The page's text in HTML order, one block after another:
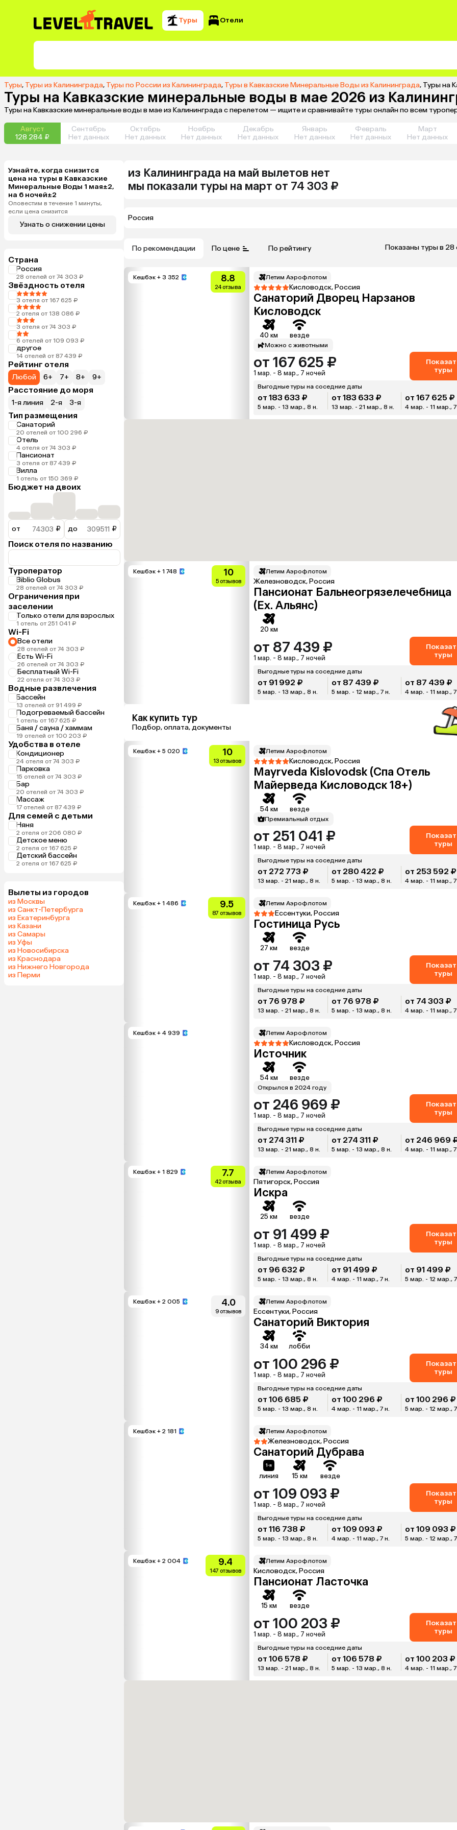
Туры Отели
Туры, Туры из Калининграда, Туры по России из Калининграда, Туры в Кавказские Минеральные Воды из Калининграда, Туры на
Туры на Кавказские минеральные воды в мае 2026 из
Туры на Кавказские минеральные воды в мае из Калининграда с перелетом — ищите и сравнивайте туры онлайн по всем
Август
128 284 ₽
Сентябрь
Нет данных
Октябрь
Нет данных
Ноябрь
Нет данных
Декабрь
Нет данных
Январь
Нет данных
Февраль
Нет данных
Март
Нет данных
Узнайте, когда снизится
цена на туры в Кавказские
Минеральные Воды 1 мая±2,
на 6 ночей±2
Оповестим в течение 1 минуты,
если цена снизится
Узнать о снижении цены
Страна
Россия
28 отелей от 74 303 ₽
Звёздность отеля
3 отеля от 167 625 ₽
2 отеля от 138 086 ₽
3 отеля от 74 303 ₽
6 отелей от 109 093 ₽
другое
14 отелей от 87 439 ₽
Рейтинг отеля
Любой 6+ 7+ 8+ 9+
Расстояние до моря
1-я линия 2-я 3-я
Тип размещения
Санаторий
20 отелей от 100 296 ₽
Отель
4 отеля от 74 303 ₽
Пансионат
3 отеля от 87 439 ₽
Вилла
1 отель от 150 369 ₽
Бюджет на двоих
от ₽ до ₽
Поиск отеля по названию
Туроператор
Biblio Globus
28 отелей от 74 303 ₽
Ограничения при
заселении
Только отели для взрослых
1 отель от 251 041 ₽
Wi-Fi
Все отели
28 отелей от 74 303 ₽
Есть Wi-Fi
26 отелей от 74 303 ₽
Бесплатный Wi-Fi
22 отеля от 74 303 ₽
Водные развлечения
Бассейн
13 отелей от 91 499 ₽
Подогреваемый бассейн
1 отель от 167 625 ₽
Баня / сауна / хаммам
19 отелей от 100 203 ₽
Удобства в отеле
Кондиционер
24 отеля от 74 303 ₽
Парковка
15 отелей от 74 303 ₽
Бар
20 отелей от 74 303 ₽
Массаж
17 отелей от 87 439 ₽
Для семей с детьми
Няня
2 отеля от 206 080 ₽
Детское меню
2 отеля от 167 625 ₽
Детский бассейн
2 отеля от 167 625 ₽
Вылеты из городов
из Москвы
из Санкт-Петербурга
из Екатеринбурга
из Казани
из Самары
из Уфы
из Новосибирска
из Краснодара
из Нижнего Новгорода
из Перми
из Калининграда на май вылетов нет
мы показали туры на март от 74 303 ₽
Россия
По рекомендации По цене По рейтингу Показаны туры в 28
Кешбэк + 3 352 8.8
24 отзыва
Летим Аэрофлотом
Кисловодск, Россия
Санаторий Дворец Нарзанов
Кисловодск
40 км везде
Можно с животными
от 167 625 ₽
1 мар. - 8 мар., 7 ночей
туры
Выгодные туры на соседние даты
от 183 633 ₽
5 мар. - 13 мар., 8 н.
от 183 633 ₽
13 мар. - 21 мар., 8 н.
от 167 625 ₽
4 мар. - 11 мар.,
Кешбэк + 1 748 10
5 отзывов
Летим Аэрофлотом
Железноводск, Россия
Пансионат Бальнеогрязелечебница
(Ex. Альянс)
20 км
от 87 439 ₽
1 мар. - 8 мар., 7 ночей
туры
Выгодные туры на соседние даты
от 91 992 ₽
5 мар. - 13 мар., 8 н.
от 87 439 ₽
5 мар. - 12 мар., 7 н.
от 87 439 ₽
4 мар. - 11 мар.,
Как купить тур
Подбор, оплата, документы
Кешбэк + 5 020 10
13 отзывов
Летим Аэрофлотом
Кисловодск, Россия
Mayrveda Kislovodsk (Спа Отель
Майерведа Кисловодск 18+)
54 км везде
Премиальный отдых
от 251 041 ₽
1 мар. - 8 мар., 7 ночей
туры
Выгодные туры на соседние даты
от 272 773 ₽
13 мар. - 21 мар., 8 н.
от 280 422 ₽
5 мар. - 13 мар., 8 н.
от 253 592 ₽
4 мар. - 11 мар.,
Кешбэк + 1 486 9.5
87 отзывов
Летим Аэрофлотом
Ессентуки, Россия
Гостиница Русь
27 км везде
от 74 303 ₽
1 мар. - 8 мар., 7 ночей
туры
Выгодные туры на соседние даты
от 76 978 ₽
13 мар. - 21 мар., 8 н.
от 76 978 ₽
5 мар. - 13 мар., 8 н.
от 74 303 ₽
4 мар. - 11 мар.,
Кешбэк + 4 939 Летим Аэрофлотом
Кисловодск, Россия
Источник
54 км везде
Открылся в 2024 году
от 246 969 ₽
1 мар. - 8 мар., 7 ночей
туры
Выгодные туры на соседние даты
от 274 311 ₽
13 мар. - 21 мар., 8 н.
от 274 311 ₽
5 мар. - 13 мар., 8 н.
от 246 969
4 мар. - 11 мар.,
Кешбэк + 1 829 7.7
42 отзыва
Летим Аэрофлотом
Пятигорск, Россия
Искра
25 км везде
от 91 499 ₽
1 мар. - 8 мар., 7 ночей
туры
Выгодные туры на соседние даты
от 96 632 ₽
5 мар. - 13 мар., 8 н.
от 91 499 ₽
4 мар. - 11 мар., 7 н.
от 91 499 ₽
5 мар. - 12 мар.,
Кешбэк + 2 005 4.0
9 отзывов
Летим Аэрофлотом
Ессентуки, Россия
Санаторий Виктория
34 км лобби
от 100 296 ₽
1 мар. - 8 мар., 7 ночей
туры
Выгодные туры на соседние даты
от 106 685 ₽
5 мар. - 13 мар., 8 н.
от 100 296 ₽
4 мар. - 11 мар., 7 н.
от 100 296 ₽
5 мар. - 12 мар.,
Кешбэк + 2 181 Летим Аэрофлотом
Железноводск, Россия
Санаторий Дубрава
линия 15 км везде
от 109 093 ₽
1 мар. - 8 мар., 7 ночей
туры
Выгодные туры на соседние даты
от 116 738 ₽
5 мар. - 13 мар., 8 н.
от 109 093 ₽
4 мар. - 11 мар., 7 н.
от 109 093 ₽
5 мар. - 12 мар.,
Кешбэк + 2 004 9.4
147 отзывов
Летим Аэрофлотом
Кисловодск, Россия
Пансионат Ласточка
15 км везде
от 100 203 ₽
1 мар. - 8 мар., 7 ночей
туры
Выгодные туры на соседние даты
от 106 578 ₽
13 мар. - 21 мар., 8 н.
от 106 578 ₽
5 мар. - 13 мар., 8 н.
от 100 203 ₽
4 мар. - 11 мар.,